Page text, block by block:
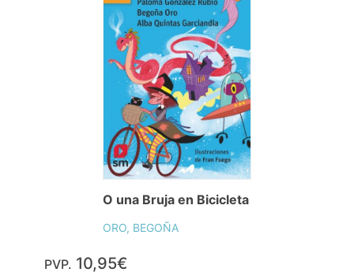
O una Bruja en Bicicleta
ORO, BEGOÑA
PVP. 10,95€